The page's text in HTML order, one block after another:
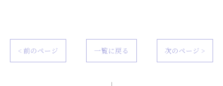
< 前のページ 一覧に戻る 次のページ >